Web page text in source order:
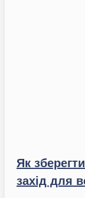
Як
захід для